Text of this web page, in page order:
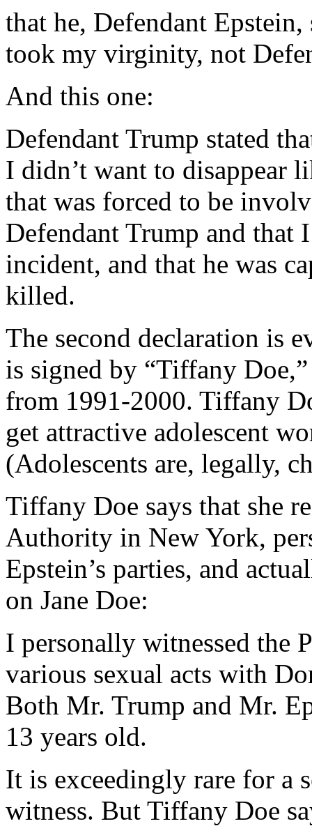
that he, Defendant
took my virginity, not
And this one:
Defendant Trump stated
I didn’t want to disappear
that was forced to be
Defendant Trump and that
incident, and that he was
killed.
The second declaration is
is signed by “Tiffany
from 1991-2000. Tiffany
get attractive adolescent
(Adolescents are, legally,
Tiffany Doe says that she
Authority in New York,
Epstein’s parties, and
on Jane Doe:
I personally witnessed the
various sexual acts with
Both Mr. Trump and Mr.
13 years old.
It is exceedingly rare for a
witness. But Tiffany Doe